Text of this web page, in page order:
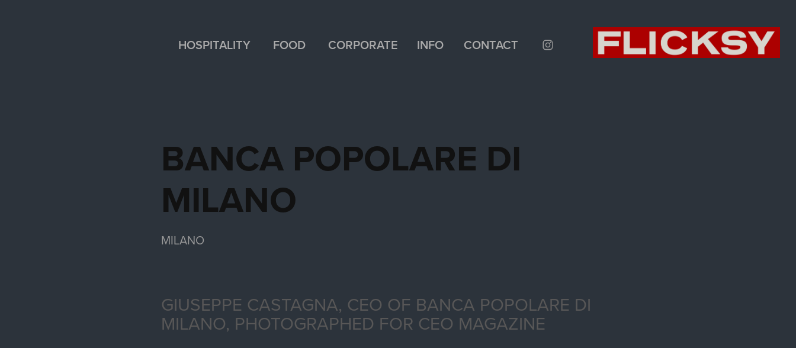
HOSPITALITY FOOD CORPORATE INFO CONTACT
BANCA POPOLARE DI
MILANO
MILANO
GIUSEPPE CASTAGNA, CEO OF BANCA POPOLARE DI
MILANO, PHOTOGRAPHED FOR CEO MAGAZINE